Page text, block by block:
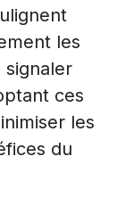
les
signaler
ces
les
du